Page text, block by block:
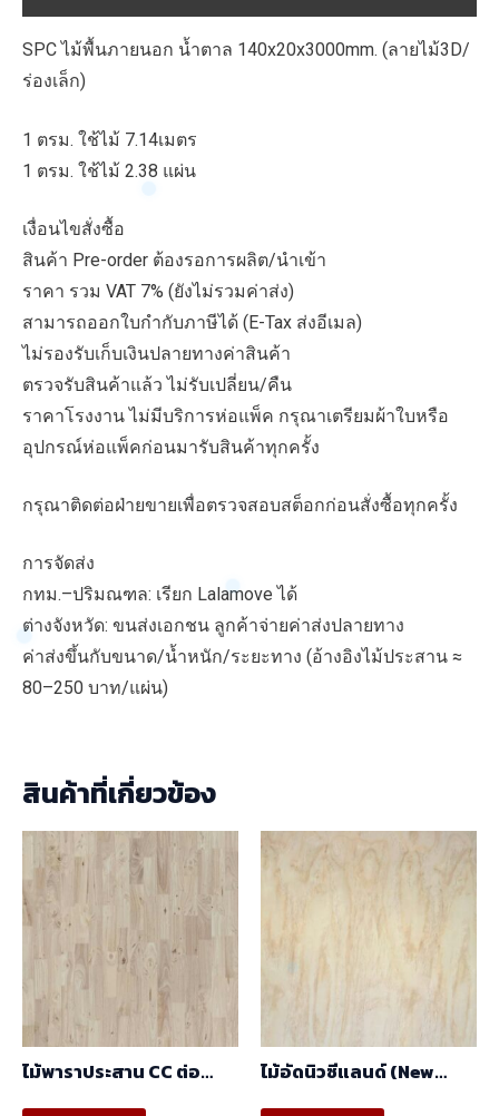
ชิ้น
SPC ไม้พื้นภายนอก น้ำตาล 140x20x3000mm. (ลายไม้3D/
ร่องเล็ก)
1 ตรม. ใช้ไม้ 7.14เมตร
1 ตรม. ใช้ไม้ 2.38 แผ่น
เงื่อนไขสั่งซื้อ
สินค้า Pre-order ต้องรอการผลิต/นำเข้า
ราคา รวม VAT 7% (ยังไม่รวมค่าส่ง)
สามารถออกใบกำกับภาษีได้ (E-Tax ส่งอีเมล)
ไม่รองรับเก็บเงินปลายทางค่าสินค้า
ตรวจรับสินค้าแล้ว ไม่รับเปลี่ยน/คืน
ราคาโรงงาน ไม่มีบริการห่อแพ็ค กรุณาเตรียมผ้าใบหรือ
อุปกรณ์ห่อแพ็คก่อนมารับสินค้าทุกครั้ง
กรุณาติดต่อฝ่ายขายเพื่อตรวจสอบสต็อกก่อนสั่งซื้อทุกครั้ง
การจัดส่ง
กทม.–ปริมณฑล: เรียก Lalamove ได้
ต่างจังหวัด: ขนส่งเอกชน ลูกค้าจ่ายค่าส่งปลายทาง
ค่าส่งขึ้นกับขนาด/น้ำหนัก/ระยะทาง (อ้างอิงไม้ประสาน ≈
80–250 บาท/แผ่น)
สินค้าที่เกี่ยวข้อง
ไม้พาราประสาน CC ต่อ
ไม้อัดนิวซีแลนด์ (New